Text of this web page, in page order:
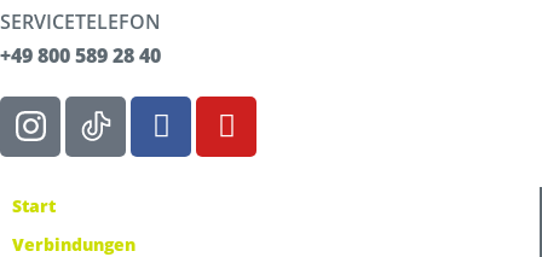
SERVICETELEFON
+49 800 589 28 40
Start
Verbindungen